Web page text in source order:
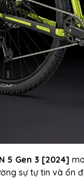
5 Gen 3 [2024]
sự tự tin và ổn